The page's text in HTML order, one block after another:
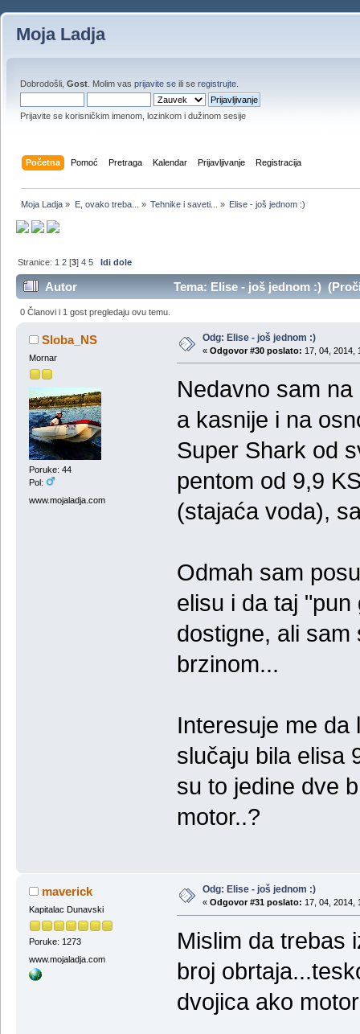
Moja Ladja
Dobrodošli, Gost . Molim vas prijavite se ili se registrujte
Prijavite se korisničkim imenom, lozinkom i dužinom sesije
Početna Pomoć Pretraga Kalendar Prijavljivanje Registracija
Moja Ladja » E, ovako treba... » Tehnike i saveti... » Elise - još jednom :)
Stranice: 1 2 [3]4 5 Idi dole
Autor Tema: Elise - još jednom :)
0 Članovi i 1 gost pregledaju ovu temu.
Sloba_NS
Mornar
Poruke: 44
Pol:
www.mojaladja.com
Odg: Elise - još jednom :)
« Odgovor #30 poslato: 17, 04, 2014,
Nedavno sam
a kasnije i na
Super Shark od
pentom od 9,9
(stajaća voda),
Odmah sam
elisu i da taj
dostigne, ali
brzinom...
Interesuje me da
slučaju bila elisa
su to jedine dve
motor..?
maverick
Kapitalac Dunavski
Poruke: 1273
www.mojaladja.com
Odg: Elise - još jednom :)
« Odgovor #31 poslato: 17, 04, 2014,
Mislim da trebas
broj
dvojica ako